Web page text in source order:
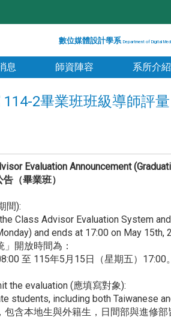
數位媒體設計學系 Department of Digital
息 師資陣容 系所介紹
2畢業班班級導師評量
Evaluation Announcement
（畢業班）
間):
Class Advisor Evaluation System
and ends at 17:00 on May 15th,
開放時間為：
至 115年5月15日（星期五）17:00。
the evaluation (應填寫對象):
students, including both Taiwanese
含本地生與外籍生，日間部與進修部